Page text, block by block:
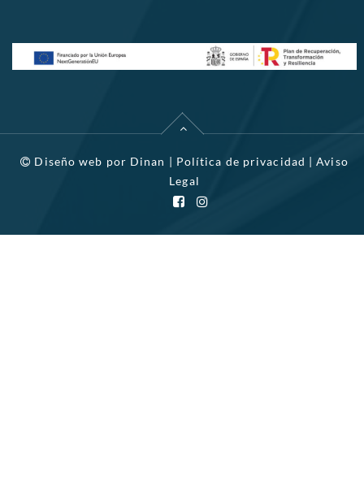
Diseño web por Dinan | Política de privacidad |Aviso
Legal